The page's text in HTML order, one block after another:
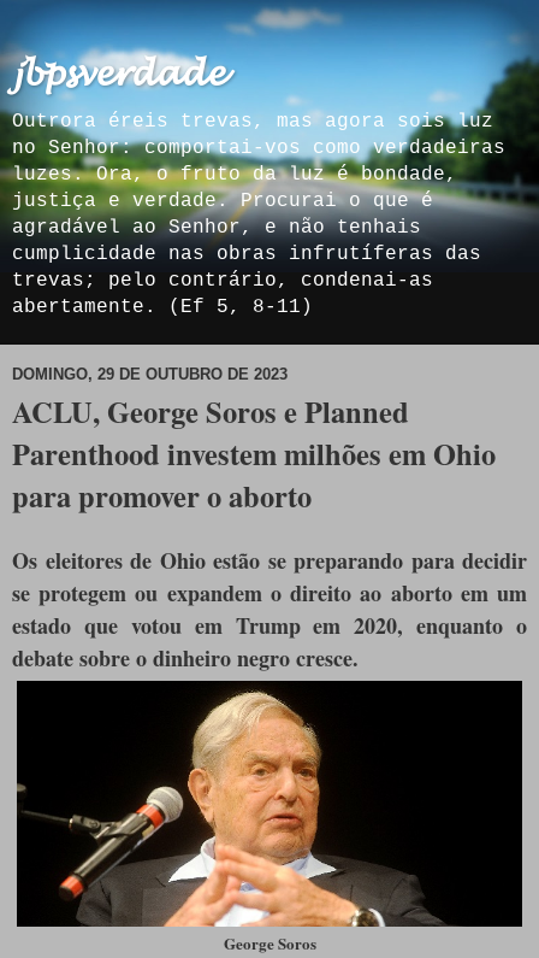
𝓳𝓫𝓹𝓼𝓿𝓮𝓻𝓭𝓪𝓭𝓮
Outrora éreis trevas, mas agora sois luz
no Senhor: comportai-vos como verdadeiras
luzes. Ora, o fruto da luz é bondade,
justiça e verdade. Procurai o que é
agradável ao Senhor, e não tenhais
cumplicidade nas obras infrutíferas das
trevas; pelo contrário, condenai-as
abertamente. (Ef 5, 8-11)
DOMINGO, 29 DE OUTUBRO DE 2023
ACLU, George Soros e Planned
Parenthood investem milhões em Ohio
para promover o aborto
Os eleitores de Ohio estão se preparando para decidir
se protegem ou expandem o direito ao aborto em um
estado que votou em Trump em 2020, enquanto o
debate sobre o dinheiro negro cresce.
George Soros